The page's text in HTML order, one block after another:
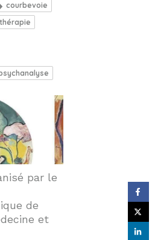
courbevoie
par le
de
et